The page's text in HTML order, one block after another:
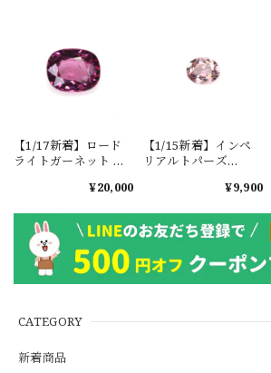
CATEGORY
新着商品
【1/17新着】ロード
ライトガーネット タ
1.601ct【ソーティン
¥20,000
【1/15新着】インペ
リアルトパーズ
¥9,900